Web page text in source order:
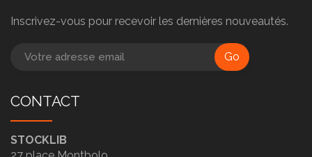
Inscrivez-vous pour recevoir les dernières nouveautés.
Go
CONTACT
STOCKLIB